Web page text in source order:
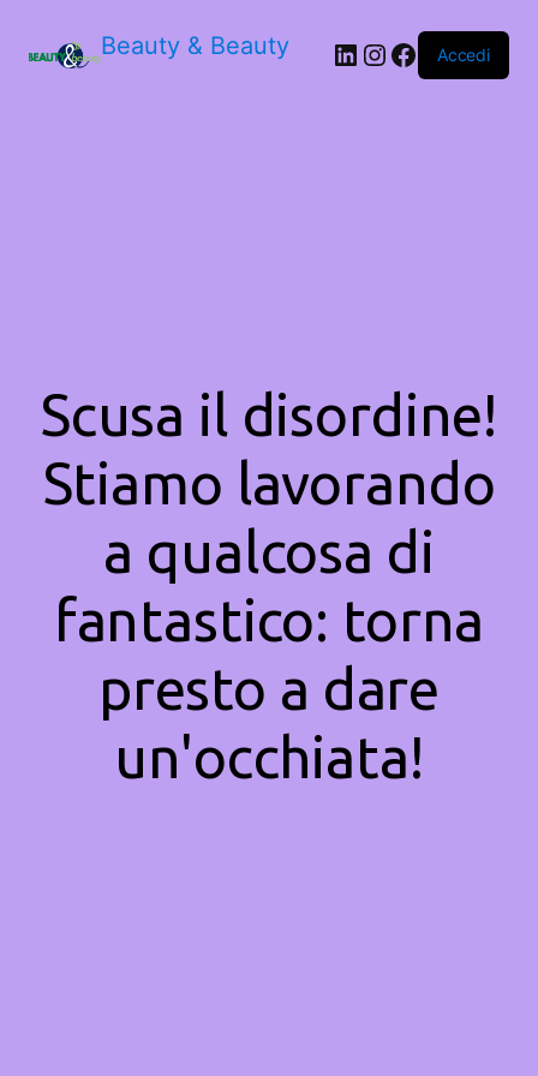
Beauty & Beauty LinkedIn
Instagram
Facebook
Accedi
Scusa il disordine!
Stiamo lavorando
a qualcosa di
fantastico: torna
presto a dare
un'occhiata!